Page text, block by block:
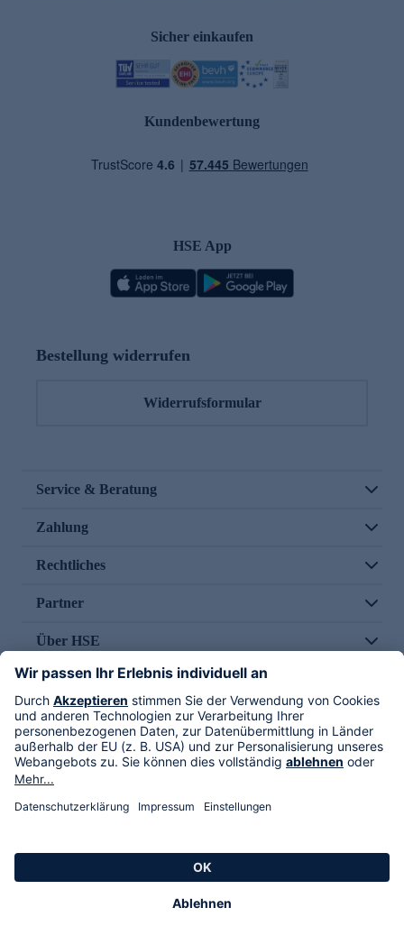
Sicher einkaufen
Kundenbewertung
HSE App
Bestellung widerrufen
Widerrufsformular
Service & Beratung
Zahlung
Rechtliches
Partner
Über HSE
Im TV
HSE International